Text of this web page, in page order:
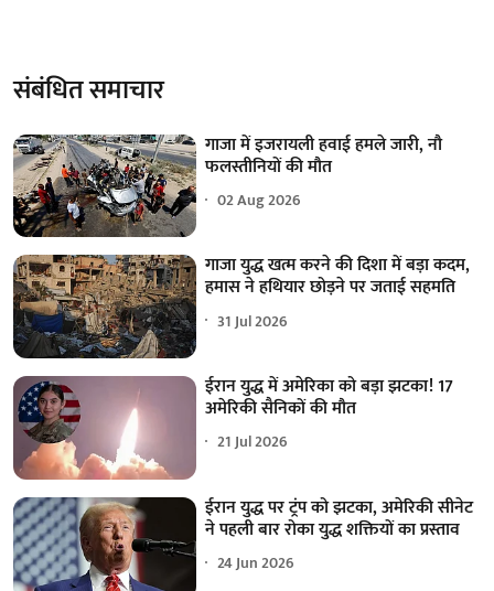
संबंधित समाचार
गाजा में इजरायली हवाई हमले जारी, नौ
फलस्तीनियों की मौत
02 Aug 2026
गाजा युद्ध खत्म करने की दिशा में बड़ा कदम,
हमास ने हथियार छोड़ने पर जताई सहमति
31 Jul 2026
ईरान युद्ध में अमेरिका को बड़ा झटका! 17
अमेरिकी सैनिकों की मौत
21 Jul 2026
ईरान युद्ध पर ट्रंप को झटका, अमेरिकी सीनेट
ने पहली बार रोका युद्ध शक्तियों का प्रस्ताव
24 Jun 2026